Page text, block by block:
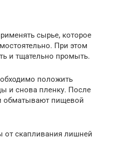
сырье, которое
При этом
и тщательно промыть.
положить
и снова пленку. После
обматывают пищевой
от скапливания лишней